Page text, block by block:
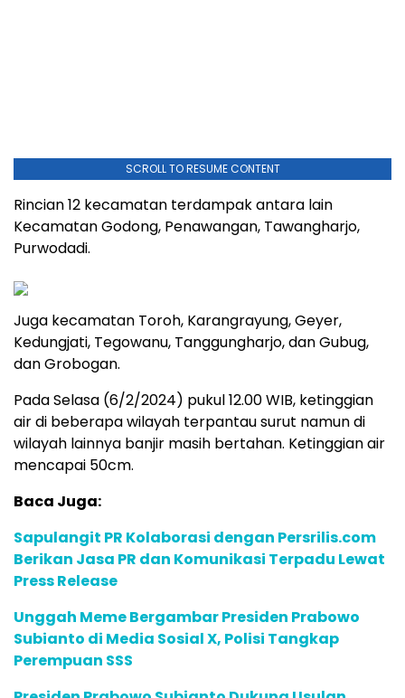
SCROLL TO RESUME CONTENT
Rincian 12 kecamatan terdampak antara lain
Kecamatan Godong, Penawangan, Tawangharjo,
Purwodadi.
Juga kecamatan Toroh, Karangrayung, Geyer,
Kedungjati, Tegowanu, Tanggungharjo, dan Gubug,
dan Grobogan.
Pada Selasa (6/2/2024) pukul 12.00 WIB, ketinggian
air di beberapa wilayah terpantau surut namun di
wilayah lainnya banjir masih bertahan. Ketinggian air
mencapai 50cm.
Baca Juga:
Sapulangit PR Kolaborasi dengan Persrilis.com
Berikan Jasa PR dan Komunikasi Terpadu Lewat
Press Release
Unggah Meme Bergambar Presiden Prabowo
Subianto di Media Sosial X, Polisi Tangkap
Perempuan SSS